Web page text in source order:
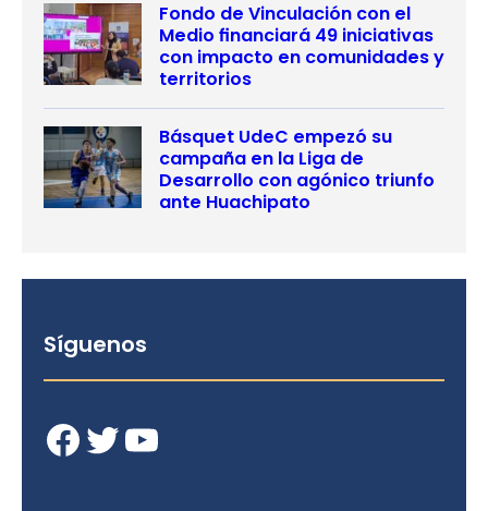
Fondo de Vinculación con el
Medio financiará 49 iniciativas
con impacto en comunidades y
territorios
Básquet UdeC empezó su
campaña en la Liga de
Desarrollo con agónico triunfo
ante Huachipato
Síguenos
Facebook Twitter YouTube